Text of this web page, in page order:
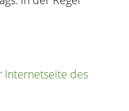
Internetseite des